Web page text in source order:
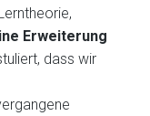
Erweiterung
dass wir